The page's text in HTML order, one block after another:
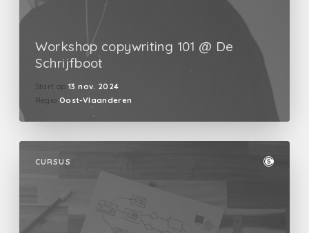
Workshop copywriting 101 @ De
Schrijfboot
Start op 13 nov. 2024
Regio Oost-Vlaanderen
CURSUS